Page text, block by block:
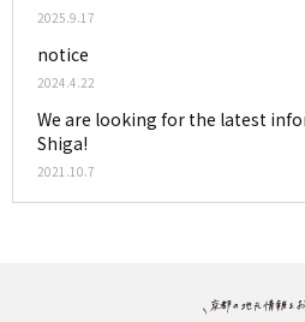
2025.9.17
notice
2024.4.22
We are looking for the latest
Shiga!
2021.10.7